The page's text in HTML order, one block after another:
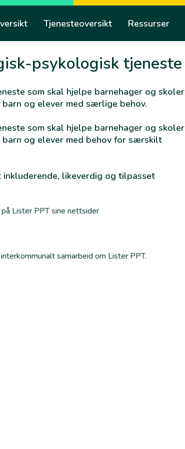
Tjenesteoversikt Ressurser
psykologisk tjeneste
som skal hjelpe barnehager og skoler
og elever med særlige behov.
som skal hjelpe barnehager og skoler
og elever med behov for særskilt
inkluderende, likeverdig og tilpasset
Lister PPT sine nettsider
samarbeid om Lister PPT.